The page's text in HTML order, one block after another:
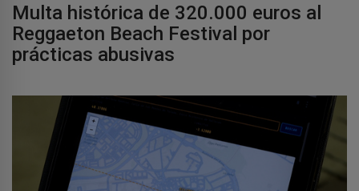
Multa histórica de 320.000 euros al
Reggaeton Beach Festival por
prácticas abusivas